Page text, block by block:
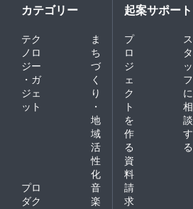
カテゴリー
テク
ノロ
ジー
・ガ
ジェ
ット
ま
ち
づ
く
り
・
地
域
活
性
化
プロ
ダク
音
楽
起案サポート
プ
ロ
ジ
ェ
ク
ト
を
作
る
ス
タ
ッ
フ
に
相
談
す
る
資
料
請
求